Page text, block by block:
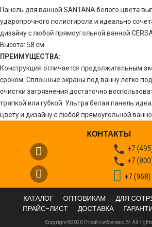
Панель для ванной SANTANA белого цвета
ударопрочного полистирола и идеально
дизайну с любой прямоугольной ванной
Высота: 58 см
ПРЕИМУЩЕСТВА:
Конструкция отличается продолжительным
сроком. Сплошные экраны под ванну легко
очистки загрязнения достаточно
тряпкой или губкой. Ультра белая панель
цвету и дизайну с любой прямоугольной
КОНТАКТЫ
 +7
 +7
+7
КАТАЛОГ ОПТОВИКАМ
ДЛЯ
ПРАЙС-ЛИСТ
ДОСТАВКА
Copyright ©2020 Стройснабсервис 24 All